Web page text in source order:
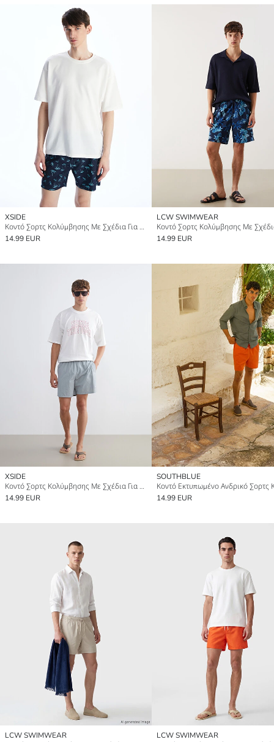
XSIDE
Κοντό Σορτς Κολύμβησης Με Σχέδια Για Άνδρες
14.99 EUR
LCW SWIMWEAR
14.99 EUR
XSIDE
Κοντό Σορτς Κολύμβησης Με Σχέδια Για Άνδρες
14.99 EUR
SOUTHBLUE
14.99 EUR
LCW SWIMWEAR
LCW SWIMWEAR